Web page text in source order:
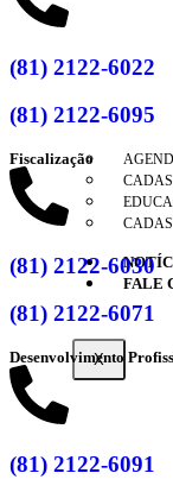
FALE
X
(81) 2122-6022
(81) 2122-6095
Fiscalização
(81) 2122-6030
(81) 2122-6071
Desenvolvimento
(81) 2122-6091